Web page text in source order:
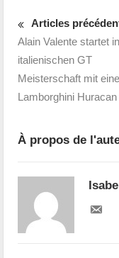
Articles
Alain Valente startet
italienischen GT
Meisterschaft mit
Lamborghini
À propos de